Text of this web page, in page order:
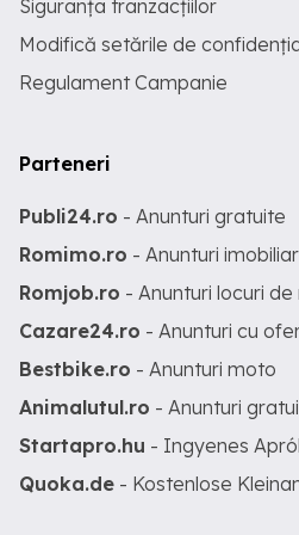
Siguranța tranzacțiilor
Modifică setările de
Regulament Campanie
Parteneri
Publi24.ro - Anunturi gratuite
Romimo.ro - Anunturi
Romjob.ro - Anunturi locuri de
Cazare24.ro - Anunturi cu
Bestbike.ro - Anunturi moto
Animalutul.ro - Anunturi
Startapro.hu - Ingyenes
Quoka.de - Kostenlose